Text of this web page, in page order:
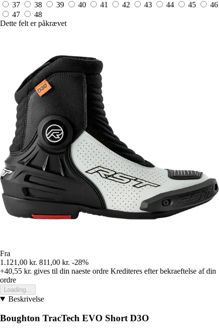
37
38 39 40 41 42 43 44 45
46
47
48
Dette felt er påkrævet
Fra
1.121,00 kr. 811,00 kr. -28%
+40,55 kr. gives til din naeste ordre Krediteres efter bekraeftelse af din
ordre
Loading...
Beskrivelse
Boughton TracTech EVO Short D3O